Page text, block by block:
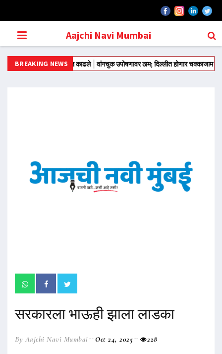
Aajchi Navi Mumbai
BREAKING NEWS
आंदोलन मोडीत काढले वांगचुक उपोषणावर ठाम; दिल्लीत होणार चक्काजाम राज्याच्या
सरकारला भाऊही झाला लाडका
By Aajchi Navi Mumbai Oct 24, 2025 228